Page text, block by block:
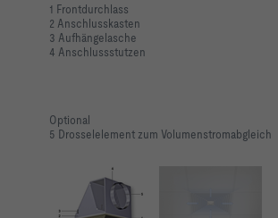
1 Frontdurchlass
2 Anschlusskasten
3 Aufhängelasche
4 Anschlussstutzen
Optional
5 Drosselelement zum Volumenstromabgleich